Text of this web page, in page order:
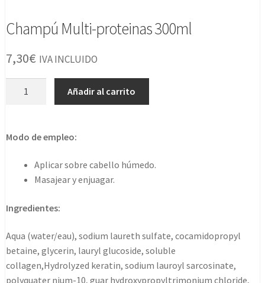
Champú Multi-proteinas 300ml
7,30€ IVA INCLUIDO
cantidad
Añadir al carrito
Modo de empleo:
Aplicar sobre cabello húmedo.
Masajear y enjuagar.
Ingredientes:
Aqua (water/eau), sodium laureth sulfate, cocamidopropyl
betaine, glycerin, lauryl glucoside, soluble
collagen,Hydrolyzed keratin, sodium lauroyl sarcosinate,
polyquater nium-10, guar hydroxypropyltrimonium chloride,